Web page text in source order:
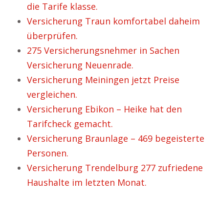
die Tarife klasse.
Versicherung Traun komfortabel daheim
überprüfen.
275 Versicherungsnehmer in Sachen
Versicherung Neuenrade.
Versicherung Meiningen jetzt Preise
vergleichen.
Versicherung Ebikon – Heike hat den
Tarifcheck gemacht.
Versicherung Braunlage – 469 begeisterte
Personen.
Versicherung Trendelburg 277 zufriedene
Haushalte im letzten Monat.